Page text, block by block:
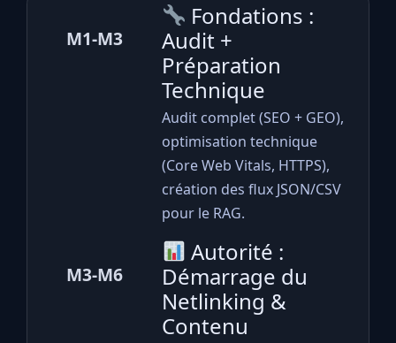
M1-M3
Fondations :
Audit +
Préparation
Technique
Audit complet (SEO + GEO),
optimisation technique
(Core Web Vitals, HTTPS),
création des flux JSON/CSV
pour le RAG.
M3-M6
Autorité :
Démarrage du
Netlinking &
Contenu